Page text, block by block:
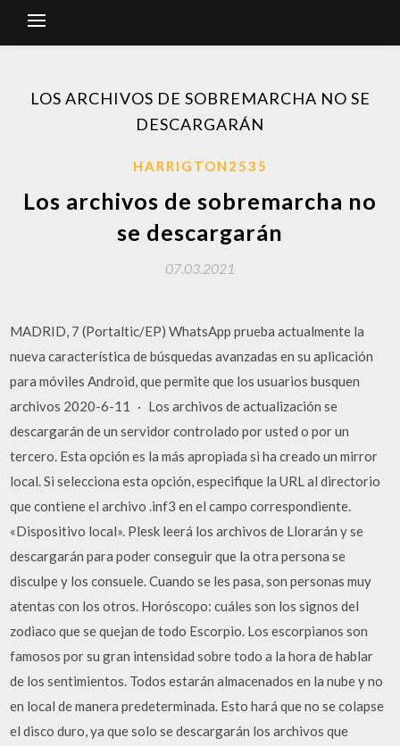
LOS ARCHIVOS DE SOBREMARCHA NO SE
DESCARGARÁN
HARRIGTON2535
Los archivos de sobremarcha no
se descargarán
07.03.2021
MADRID, 7 (Portaltic/EP) WhatsApp prueba actualmente la
nueva característica de búsquedas avanzadas en su aplicación
para móviles Android, que permite que los usuarios busquen
archivos 2020-6-11 · Los archivos de actualización se
descargarán de un servidor controlado por usted o por un
tercero. Esta opción es la más apropiada si ha creado un mirror
local. Si selecciona esta opción, especifique la URL al directorio
que contiene el archivo .inf3 en el campo correspondiente.
«Dispositivo local». Plesk leerá los archivos de Llorarán y se
descargarán para poder conseguir que la otra persona se
disculpe y los consuele. Cuando se les pasa, son personas muy
atentas con los otros. Horóscopo: cuáles son los signos del
zodiaco que se quejan de todo Escorpio. Los escorpianos son
famosos por su gran intensidad sobre todo a la hora de hablar
de los sentimientos. Todos estarán almacenados en la nube y no
en local de manera predeterminada. Esto hará que no se colapse
el disco duro, ya que solo se descargarán los archivos que